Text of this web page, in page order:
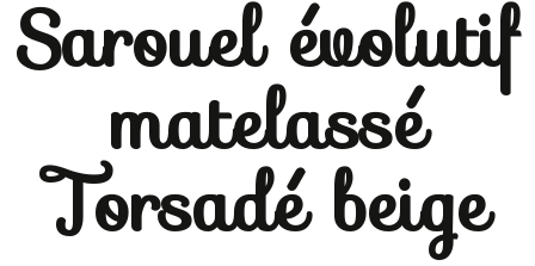
Sarouel évolutif
matelassé
Torsadé beige